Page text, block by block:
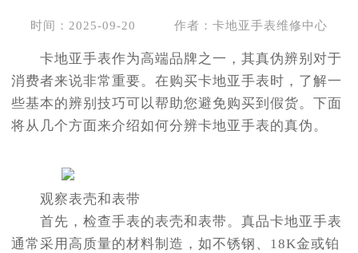
时间：2025-09-20 作者：卡地亚手表维修中心
卡地亚手表作为高端品牌之一，其真伪辨别对于
消费者来说非常重要。在购买卡地亚手表时，了解一
些基本的辨别技巧可以帮助您避免购买到假货。下面
将从几个方面来介绍如何分辨卡地亚手表的真伪。
观察表壳和表带
首先，检查手表的表壳和表带。真品卡地亚手表
通常采用高质量的材料制造，如不锈钢、18K金或铂